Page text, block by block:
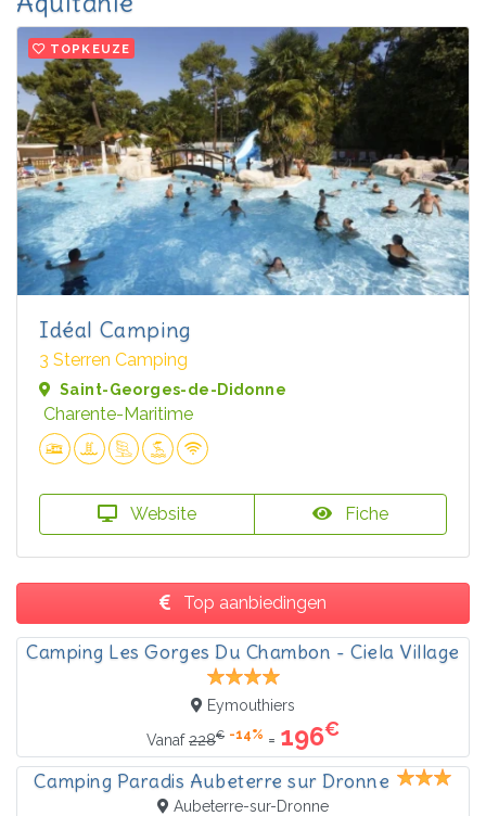
TOPKEUZE
Idéal Camping
3 Sterren Camping
Saint-Georges-de-Didonne
Charente-Maritime
Website Fiche
Top aanbiedingen
Camping Les Gorges Du Chambon - Ciela Village
Eymouthiers
Vanaf228€ -14% = 196€
Camping Paradis Aubeterre sur Dronne
Aubeterre-sur-Dronne